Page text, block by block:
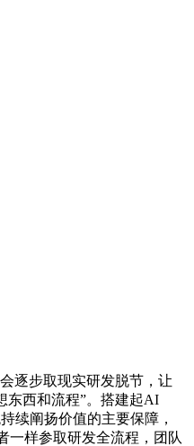
逐步取现实研发脱节，让
东西和流程”。搭建起AI
续阐扬价值的主要保障，
一样参取研发全流程，团队